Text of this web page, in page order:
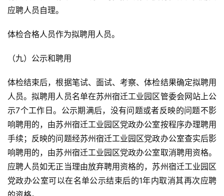
应聘人员自理。
体检合格人员作为拟聘用人员。
（九）公示和聘用
体检结束后，根据笔试、面试、考察、体检结果确定拟聘用
人员。拟聘用人员名单在苏州宿迁工业园区管委会网站上公
示7个工作日。公示期满后，没有问题或者反映的问题不影
响聘用的，由苏州宿迁工业园区党政办公室按程序办理聘用
手续；反映的问题经苏州宿迁工业园区党政办公室查实后影
响聘用的，由苏州宿迁工业园区党政办公室取消聘用资格。
应聘人员如无正当理由放弃聘用资格的，苏州宿迁工业园区
党政办公室可以在名单公示结束后的1年内取消其再次应聘